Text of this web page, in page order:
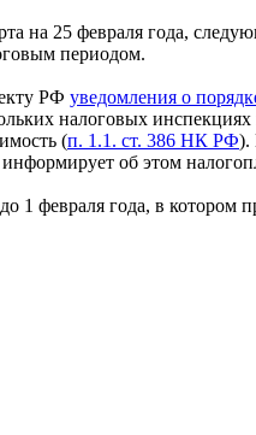
на 25 февраля года,
периодом.
РФ уведомления о
налоговых
(п. 1.1. ст. 386 НК РФ).
об этом
1 февраля года, в